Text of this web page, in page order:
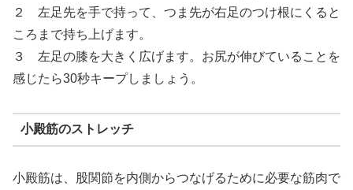
２ 左足先を手で持って、つま先が右足のつけ根にくると
ころまで持ち上げます。
３ 左足の膝を大きく広げます。お尻が伸びていることを
感じたら30秒キープしましょう。
小殿筋のストレッチ
小殿筋は、股関節を内側からつなげるために必要な筋肉で